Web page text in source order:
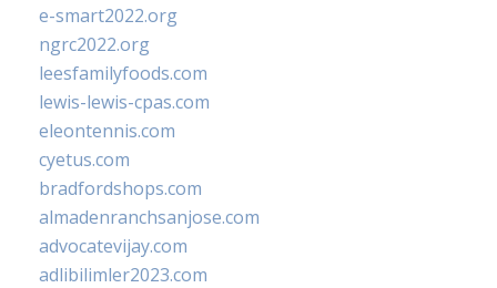
e-smart2022.org
ngrc2022.org
leesfamilyfoods.com
lewis-lewis-cpas.com
eleontennis.com
cyetus.com
bradfordshops.com
almadenranchsanjose.com
advocatevijay.com
adlibilimler2023.com